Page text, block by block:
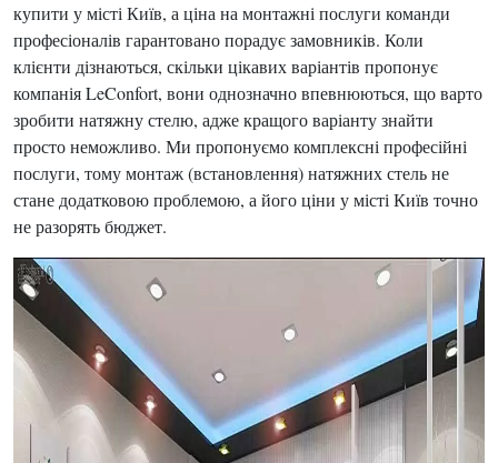
купити у місті Київ, а ціна на монтажні послуги команди
професіоналів гарантовано порадує замовників. Коли
клієнти дізнаються, скільки цікавих варіантів пропонує
компанія LeConfort, вони однозначно впевнюються, що варто
зробити натяжну стелю, адже кращого варіанту знайти
просто неможливо. Ми пропонуємо комплексні професійні
послуги, тому монтаж (встановлення) натяжних стель не
стане додатковою проблемою, а його ціни у місті Київ точно
не разорять бюджет.